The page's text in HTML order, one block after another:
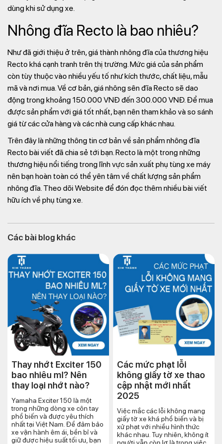
dùng khi sử dụng xe.
Nhông đĩa Recto là bao nhiêu?
Như đã giới thiệu ở trên, giá thành nhông đĩa của thương hiệu
Recto khá cạnh tranh trên thị trường. Mức giá của sản phẩm
còn tùy thuộc vào nhiều yếu tố như kích thước, chất liệu, mẫu
mã và nơi mua. Về cơ bản, giá nhông sên đĩa Recto sẽ dao
động trong khoảng 150.000 VNĐ đến 300.000 VNĐ. Để mua
được sản phẩm với giá tốt nhất, bạn nên tham khảo và so sánh
giá từ các cửa hàng và các nhà cung cấp khác nhau.
Trên đây là những thông tin cơ bản về sản phẩm nhông đĩa
Recto bài viết đã chia sẻ tới bạn. Recto là một trong những
thương hiệu nổi tiếng trong lĩnh vực sản xuất phụ tùng xe máy
nên bạn hoàn toàn có thể yên tâm về chất lượng sản phẩm
nhông đĩa. Theo dõi Website để đón đọc thêm nhiều bài viết
hữu ích về phụ tùng xe.
Các bài blog khác
Thay nhớt Exciter 150
bao nhiêu ml? Nên
thay loại nhớt nào?
Yamaha Exciter 150 là một
trong những dòng xe côn tay
phổ biến và được yêu thích
nhất tại Việt Nam. Để đảm bảo
xe vận hành êm ái, bền bỉ và
giữ được hiệu suất tối ưu, bạn
Các mức phạt lỗi
không giấy tờ xe thao
cập nhật mới nhất
2025
Việc mắc các lỗi không mang
giấy tờ xe khá phổ biến và bị
xử phạt với nhiều hình thức
khác nhau. Tuy nhiên, không ít